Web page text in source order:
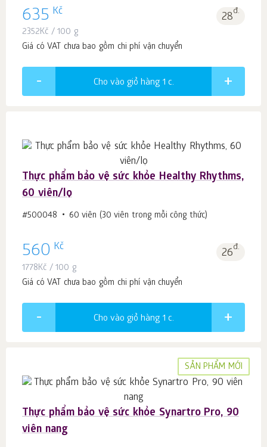
635 Kč 28đ.
2352Kč / 100 g
Giá có VAT chưa bao gồm chi phí vận chuyển
Cho vào giỏ hàng 1 c.
Thực phẩm bảo vệ sức khỏe Healthy Rhythms,
60 viên/lọ
#500048 60 viên (30 viên trong mỗi công thức)
560 Kč 26đ.
1778Kč / 100 g
Giá có VAT chưa bao gồm chi phí vận chuyển
Cho vào giỏ hàng 1 c.
SẢN PHẨM MỚI
Thực phẩm bảo vệ sức khỏe Synartro Pro, 90
viên nang